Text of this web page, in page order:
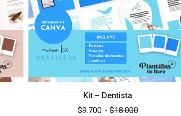
Kit – Dentista
$9.700 - $18.000